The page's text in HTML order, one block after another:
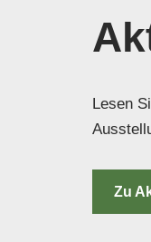
Lesen
Zu